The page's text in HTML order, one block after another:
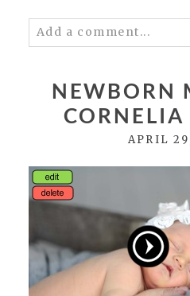
Add a comment...
Required fields are
POST COMMENT
NEWBORN
CORNELIA
APRIL